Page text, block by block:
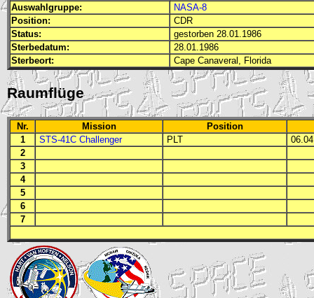
Auswahlgruppe:
NASA-8
Position:
CDR
Status:
gestorben 28.01.1986
Sterbedatum:
28.01.1986
Sterbeort:
Cape Canaveral, Florida
Raumflüge
Nr. Mission
Position
1
STS-41C Challenger PLT
2
3
4
5
6
7